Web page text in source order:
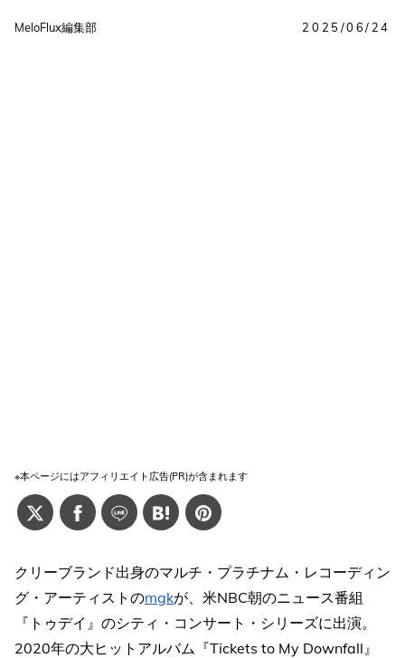
MeloFlux編集部 2025/06/24
※本ページにはアフィリエイト広告(PR)が含まれます
クリーブランド出身のマルチ・プラチナム・レコーディン
グ・アーティストのmgkが、米NBC朝のニュース番組
『トゥデイ』のシティ・コンサート・シリーズに出演。
2020年の大ヒットアルバム『Tickets to My Downfall』